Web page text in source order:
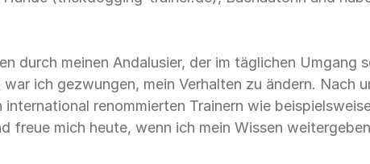
durch meinen Andalusier, der im täglichen Umgang
ich gezwungen, mein Verhalten zu ändern. Nach
renommierten Trainern wie
freue mich heute, wenn ich mein Wissen